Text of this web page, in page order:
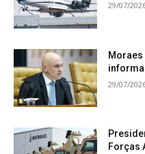
29/07/
Moraes
29/07/
Forças